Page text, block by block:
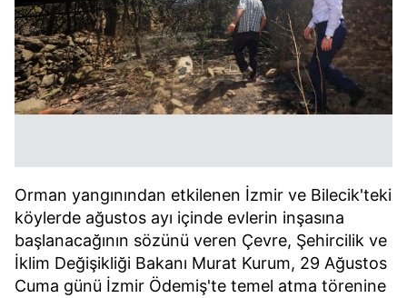
Orman yangınından etkilenen İzmir ve Bilecik'teki
köylerde ağustos ayı içinde evlerin inşasına
başlanacağının sözünü veren Çevre, Şehircilik ve
İklim Değişikliği Bakanı Murat Kurum, 29 Ağustos
Cuma günü İzmir Ödemiş'te temel atma törenine